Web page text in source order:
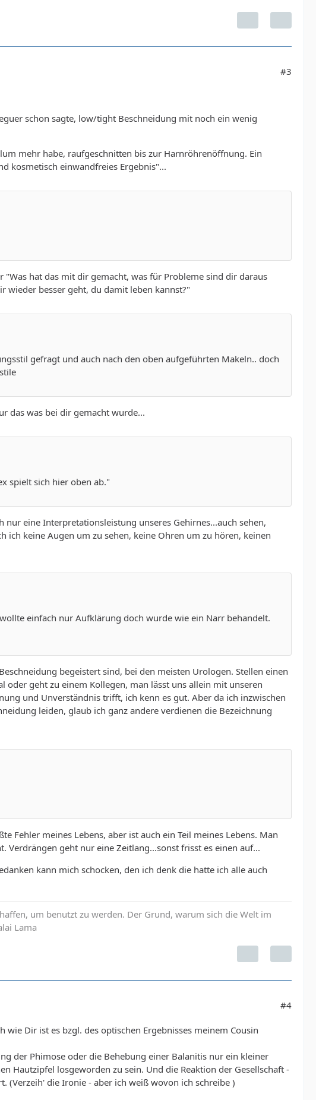
#3
schon sagte, low/tight Beschneidung mit noch ein wenig
mehr habe, raufgeschnitten bis zur Harnröhrenöffnung. Ein
kosmetisch einwandfreies Ergebnis"...
"Was hat das mit dir gemacht, was für Probleme sind dir daraus
wieder besser geht, du damit leben kannst?"
gefragt und auch nach den oben aufgeführten Makeln.. doch
das was bei dir gemacht wurde...
spielt sich hier oben ab."
eine Interpretationsleistung unseres Gehirnes...auch sehen,
ich keine Augen um zu sehen, keine Ohren um zu hören, keinen
einfach nur Aufklärung doch wurde wie ein Narr behandelt.
begeistert sind, bei den meisten Urologen. Stellen einen
geht zu einem Kollegen, man lässt uns allein mit unseren
und Unverständnis trifft, ich kenn es gut. Aber da ich inzwischen
leiden, glaub ich ganz andere verdienen die Bezeichnung
Fehler meines Lebens, aber ist auch ein Teil meines Lebens. Man
geht nur eine Zeitlang...sonst frisst es einen auf...
kann mich schocken, den ich denk die hatte ich alle auch
um benutzt zu werden. Der Grund, warum sich die Welt im
Lama
#4
Dir ist es bzgl. des optischen Ergebnisses meinem Cousin
der Phimose oder die Behebung einer Balanitis nur ein kleiner
Hautzipfel losgeworden zu sein. Und die Reaktion der Gesellschaft -
(Verzeih' die Ironie - aber ich weiß wovon ich schreibe )